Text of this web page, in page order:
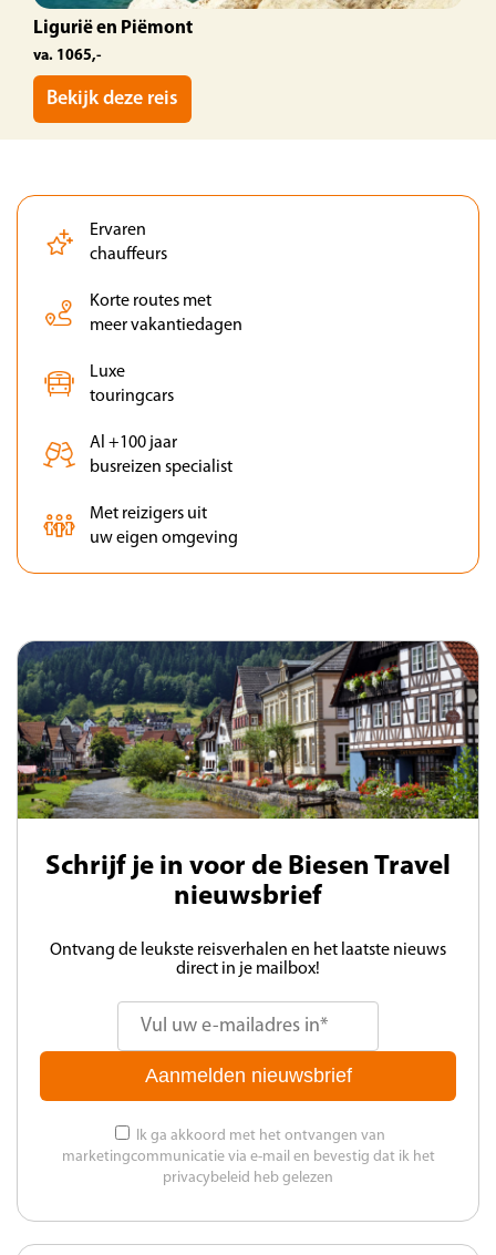
Ligurië en Piëmont
va. 1065,-
Bekijk deze reis
Ervaren
chauffeurs
Korte routes met
meer vakantiedagen
Luxe
touringcars
Al +100 jaar
busreizen specialist
Met reizigers uit
uw eigen omgeving
Schrijf je in voor de Biesen Travel
nieuwsbrief
Ontvang de leukste reisverhalen en het laatste nieuws
direct in je mailbox!
Aanmelden nieuwsbrief
Ik ga akkoord met het ontvangen van
marketingcommunicatie via e-mail en bevestig dat ik het
privacybeleid heb gelezen